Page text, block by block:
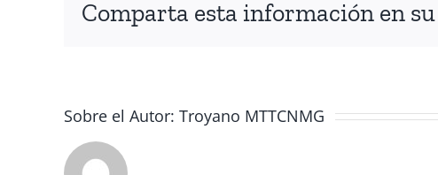
Comparta esta información en
Sobre el Autor: Troyano MTTCNMG